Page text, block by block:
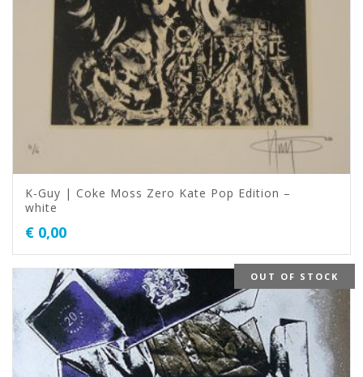
K-Guy | Coke Moss Zero Kate Pop Edition –
white
€ 0,00
OUT OF STOCK